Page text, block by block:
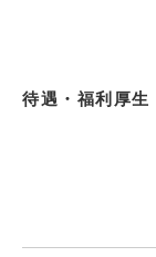
待遇・福利厚生